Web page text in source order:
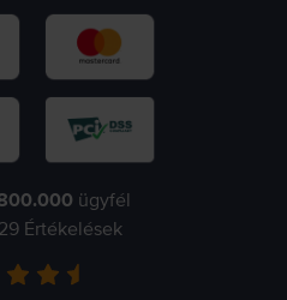
ügyfél
Értékelések